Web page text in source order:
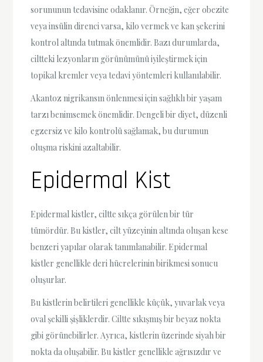
sorununun tedavisine odaklanır. Örneğin, eğer obezite
veya insülin direnci varsa, kilo vermek ve kan şekerini
kontrol altında tutmak önemlidir. Bazı durumlarda,
ciltteki lezyonların görünümünü iyileştirmek için
topikal kremler veya tedavi yöntemleri kullanılabilir.
Akantoz nigrikansın önlenmesi için sağlıklı bir yaşam
tarzı benimsemek önemlidir. Dengeli bir diyet, düzenli
egzersiz ve kilo kontrolü sağlamak, bu durumun
oluşma riskini azaltabilir.
Epidermal Kist
Epidermal kistler, ciltte sıkça görülen bir tür
tümördür. Bu kistler, cilt yüzeyinin altında oluşan kese
benzeri yapılar olarak tanımlanabilir. Epidermal
kistler genellikle deri hücrelerinin birikmesi sonucu
oluşurlar.
Bu kistlerin belirtileri genellikle küçük, yuvarlak veya
oval şekilli şişliklerdir. Ciltte sıkışmış bir beyaz nokta
gibi görünebilirler. Ayrıca, kistlerin üzerinde siyah bir
nokta da oluşabilir. Bu kistler genellikle ağrısızdır ve